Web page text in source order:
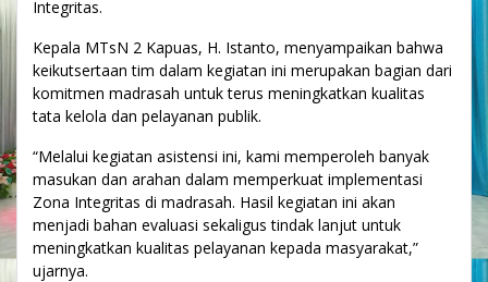
Integritas.
Kepala MTsN 2 Kapuas, H. Istanto, menyampaikan bahwa
keikutsertaan tim dalam kegiatan ini merupakan bagian dari
komitmen madrasah untuk terus meningkatkan kualitas
tata kelola dan pelayanan publik.
“Melalui kegiatan asistensi ini, kami memperoleh banyak
masukan dan arahan dalam memperkuat implementasi
Zona Integritas di madrasah. Hasil kegiatan ini akan
menjadi bahan evaluasi sekaligus tindak lanjut untuk
meningkatkan kualitas pelayanan kepada masyarakat,”
ujarnya.